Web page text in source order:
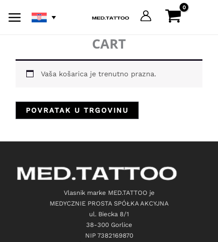
CART
Vaša košarica je trenutno prazna.
POVRATAK U TRGOVINU
Vlasnik marke MED.TATTOO je
MEDYCZNIE PROSTA SPÓŁKA AKCYJNA
ul. Biecka 8/1
38-300 Gorlice
NIP 7382169870